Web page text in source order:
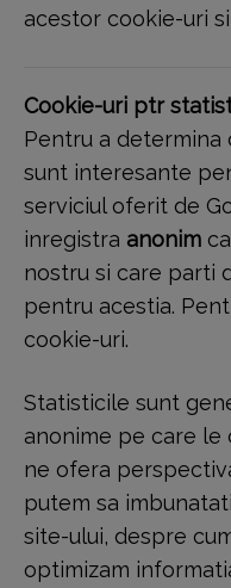
acestor cookie-uri
Cookie-uri ptr
Pentru a determina
sunt interesante
serviciul oferit de
inregistra anonim
nostru si care parti
pentru acestia.
cookie-uri.
Statisticile sunt
anonime pe care le
ne ofera
putem sa
site-ului, despre
optimizam